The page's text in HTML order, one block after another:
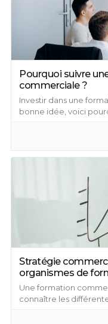
Pourquoi suivre
commerciale ?
Investir dans une
bonne idée, voici
Stratégie
organismes de
Une formation
connaître les